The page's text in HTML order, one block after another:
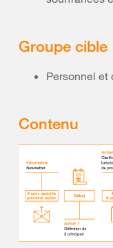
Groupe cible
Personnel et
Contenu